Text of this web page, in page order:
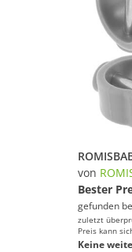
von
Bester
gefunden
zuletzt
Preis kann
Keine